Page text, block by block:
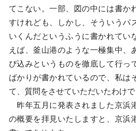
てこない。一部、図の中には書か
すけれども、しかし、そういうパ
いくんだというふうに書かれてい
えば、釜山港のような一極集中、
び込みというものを徹底して行っ
ばかりが書かれているので、私は
て、質問をさせていただいたわけで
昨年五月に発表されました京浜
の概要を拝見いたしますと、京浜